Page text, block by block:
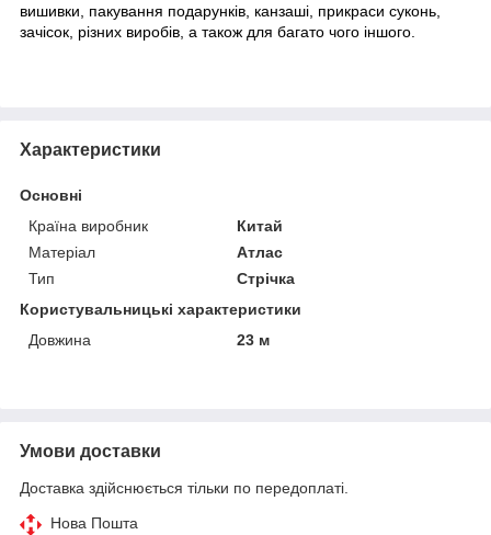
вишивки, пакування подарунків, канзаші, прикраси суконь,
зачісок, різних виробів, а також для багато чого іншого.
Характеристики
Основні
Країна виробник
Китай
Матеріал
Атлас
Тип
Стрічка
Користувальницькі характеристики
Довжина
23 м
Умови доставки
Доставка здійснюється тільки по передоплаті.
Нова Пошта